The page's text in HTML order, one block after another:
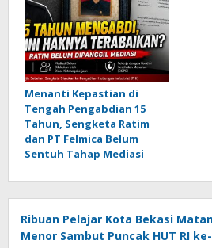
Menanti Kepastian di
Tengah Pengabdian 15
Tahun, Sengketa Ratim
dan PT Felmica Belum
Sentuh Tahap Mediasi
Ribuan Pelajar Kota Bekasi
Menor Sambut Puncak HUT RI